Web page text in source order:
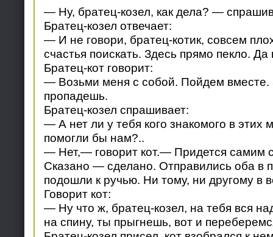
— Ну, братец-козел, как дела? —
Братец-козел отвечает:
— И не говори, братец-котик, совсем
счастья поискать. Здесь прямо пекло.
Братец-кот говорит:
— Возьми меня с собой. Пойдем вместе.
пропадешь.
Братец-козел спрашивает:
— А нет ли у тебя кого знакомого в этих
помогли бы нам?..
— Нет,— говорит кот.— Придется самим
Сказано — сделано. Отправились оба в
подошли к ручью. Ни тому, ни другому в
Говорит кот:
— Ну что ж, братец-козел, на тебя вся
на спину, ты прыгнешь, вот и